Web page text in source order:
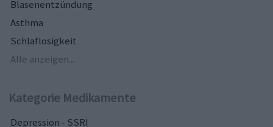
Blasenentzündung
Asthma
Schlaflosigkeit
Alle anzeigen...
Kategorie Medikamente
Depression - SSRI